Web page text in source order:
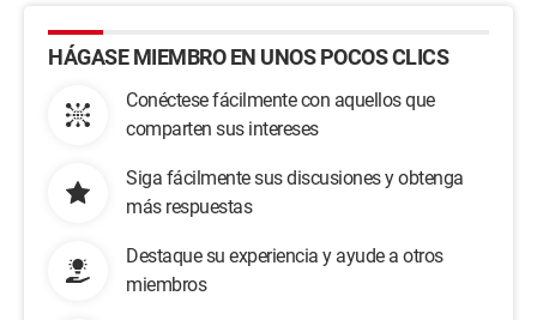
HÁGASE MIEMBRO EN UNOS POCOS CLICS
Conéctese fácilmente con aquellos que
comparten sus intereses
Siga fácilmente sus discusiones y obtenga
más respuestas
Destaque su experiencia y ayude a otros
miembros